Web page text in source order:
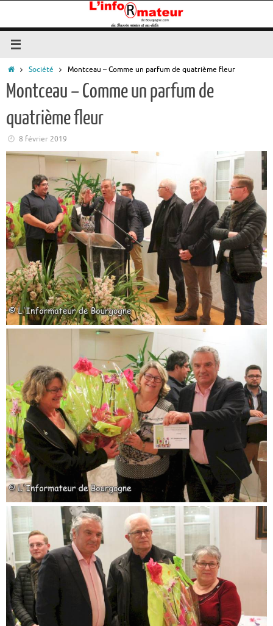
contenu
Accueil
Société Montceau – Comme un parfum de quatrième fleur
Montceau – Comme un parfum de
quatrième fleur
8 février 2019